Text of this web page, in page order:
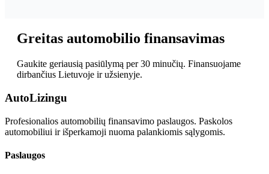
Greitas automobilio finansavimas
Gaukite geriausią pasiūlymą per 30 minučių. Finansuojame
dirbančius Lietuvoje ir užsienyje.
AutoLizingu
Profesionalios automobilių finansavimo paslaugos. Paskolos
automobiliui ir išperkamoji nuoma palankiomis sąlygomis.
Paslaugos